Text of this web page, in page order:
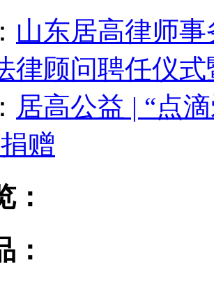
山东居高律师
律顾问聘任仪
居高公益 | “点
赠
：
：